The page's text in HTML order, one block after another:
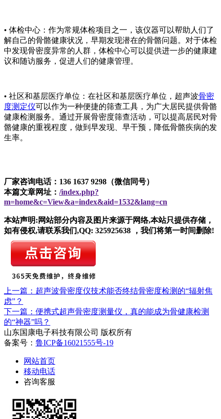
• 体检中心：作为常规体检项目之一，该仪器可以帮助人们了
解自己的骨骼健康状况，早期发现潜在的骨骼问题。对于体检
中发现骨密度异常的人群，体检中心可以提供进一步的健康建
议和随访服务，促进人们的健康管理。
• 社区和基层医疗单位：在社区和基层医疗单位，超声波骨密
度测定仪可以作为一种便捷的筛查工具，为广大居民提供骨骼
健康检测服务。通过开展骨密度筛查活动，可以提高居民对骨
骼健康的重视程度，做到早发现、早干预，降低骨骼疾病的发
生率。
厂家咨询电话：136 1637 9298（微信同号）
本篇文章网址： /index.php?
m=home&c=View&a=index&aid=1532&lang=cn
本站声明:网站部分内容及图片来源于网络,本站只提供存储，
如有侵权,请联系我们,QQ: 325925638 ，我们将第一时间删除!
上一篇：超声波骨密度仪技术能否终结骨密度检测的“辐射焦
虑”？
下一篇：便携式超声骨密度测量仪，真的能成为骨健康检测
的“神器”吗？
山东国康电子科技有限公司 版权所有
备案号： 鲁ICP备16021555号-19
网站首页
移动电话
咨询客服